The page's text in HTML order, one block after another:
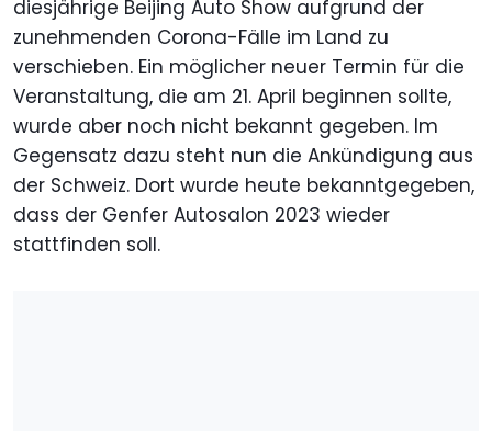
diesjährige Beijing Auto Show aufgrund der
zunehmenden Corona-Fälle im Land zu
verschieben. Ein möglicher neuer Termin für die
Veranstaltung, die am 21. April beginnen sollte,
wurde aber noch nicht bekannt gegeben. Im
Gegensatz dazu steht nun die Ankündigung aus
der Schweiz. Dort wurde heute bekanntgegeben,
dass der Genfer Autosalon 2023 wieder
stattfinden soll.